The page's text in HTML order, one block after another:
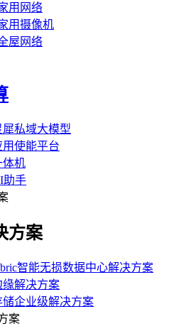
用网络
用摄像机
屋网络
犀私域大模型
用使能平台
体机
助手
方案
智能无损数据中心解决方案
缘解决方案
储企业级解决方案
案